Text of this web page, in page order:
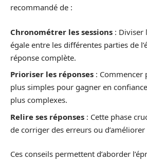
recommandé de :
Chronométrer les sessions : Diviser
égale entre les différentes parties de
réponse complète.
Prioriser les réponses : Commencer
plus simples pour gagner en
plus complexes.
Relire ses réponses : Cette phase
de corriger des erreurs ou
Ces conseils permettent d’aborder